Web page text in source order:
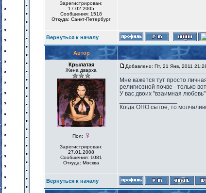
Зарегистрирован:
17.02.2005
Сообщения: 1518
Откуда: Санкт-Петербург
Вернуться к началу
Автор
Крылатая
Жена дварха
Пол:
Зарегистрирован:
27.01.2008
Сообщения: 1081
Откуда: Москва
Добавлено: Пт, 21 Янв, 2011
Мне кажется тут просто
религиозной почве - только
У вас двоих "взаимная любовь"
Когда ОНО сытое, то
Вернуться к началу